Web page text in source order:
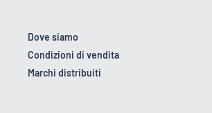
Dove siamo
Condizioni di vendita
Marchi distribuiti